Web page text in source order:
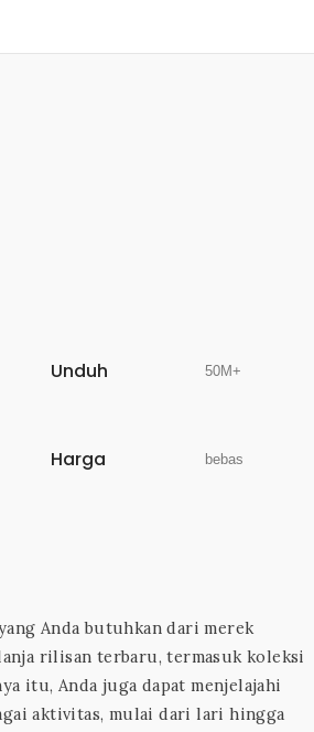
Unduh 50M+
Harga bebas
Anda butuhkan dari merek
rilisan terbaru, termasuk koleksi
itu, Anda juga dapat menjelajahi
aktivitas, mulai dari lari hingga